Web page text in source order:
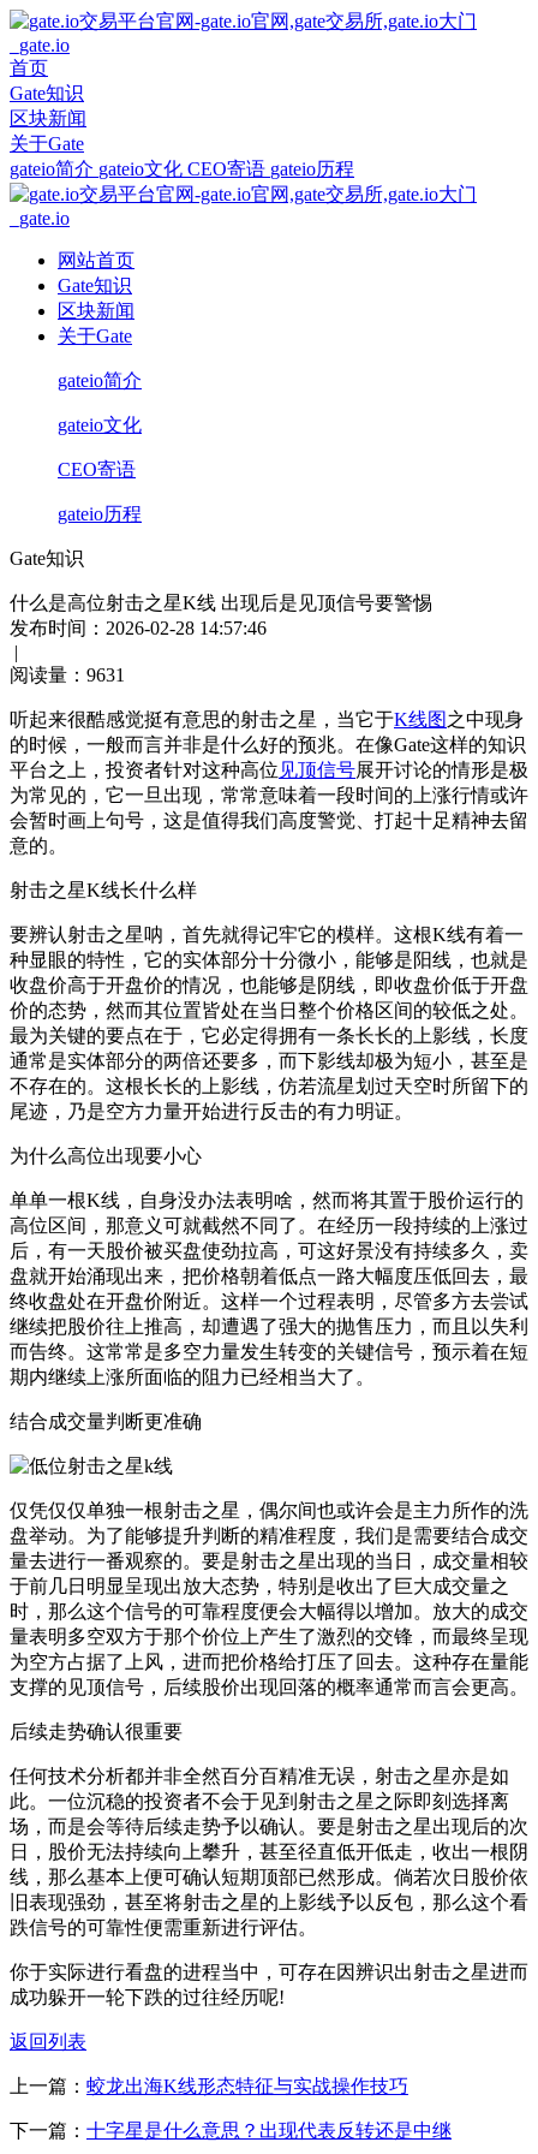
首页
Gate知识
区块新闻
关于Gate
gateio简介 gateio文化 CEO寄语 gateio历程
网站首页
Gate知识
区块新闻
关于Gate
gateio简介
gateio文化
CEO寄语
gateio历程
Gate知识
什么是高位射击之星K线 出现后是见顶信号要警惕
发布时间：2026-02-28 14:57:46
|
阅读量： 9631
听起来很酷感觉挺有意思的射击之星，当它于K线图之中现身
的时候，一般而言并非是什么好的预兆。在像Gate这样的知识
平台之上，投资者针对这种高位 见顶信号展开讨论的情形是极
为常见的，它一旦出现，常常意味着一段时间的上涨行情或许
会暂时画上句号，这是值得我们高度警觉、打起十足精神去留
意的。
射击之星K线长什么样
要辨认射击之星呐，首先就得记牢它的模样。这根K线有着一
种显眼的特性，它的实体部分十分微小，能够是阳线，也就是
收盘价高于开盘价的情况，也能够是阴线，即收盘价低于开盘
价的态势，然而其位置皆处在当日整个价格区间的较低之处。
最为关键的要点在于，它必定得拥有一条长长的上影线，长度
通常是实体部分的两倍还要多，而下影线却极为短小，甚至是
不存在的。这根长长的上影线，仿若流星划过天空时所留下的
尾迹，乃是空方力量开始进行反击的有力明证。
为什么高位出现要小心
单单一根K线，自身没办法表明啥，然而将其置于股价运行的
高位区间，那意义可就截然不同了。在经历一段持续的上涨过
后，有一天股价被买盘使劲拉高，可这好景没有持续多久，卖
盘就开始涌现出来，把价格朝着低点一路大幅度压低回去，最
终收盘处在开盘价附近。这样一个过程表明，尽管多方去尝试
继续把股价往上推高，却遭遇了强大的抛售压力，而且以失利
而告终。这常常是多空力量发生转变的关键信号，预示着在短
期内继续上涨所面临的阻力已经相当大了。
结合成交量判断更准确
仅凭仅仅单独一根射击之星，偶尔间也或许会是主力所作的洗
盘举动。为了能够提升判断的精准程度，我们是需要结合成交
量去进行一番观察的。要是射击之星出现的当日，成交量相较
于前几日明显呈现出放大态势，特别是收出了巨大成交量之
时，那么这个信号的可靠程度便会大幅得以增加。放大的成交
量表明多空双方于那个价位上产生了激烈的交锋，而最终呈现
为空方占据了上风，进而把价格给打压了回去。这种存在量能
支撑的见顶信号，后续股价出现回落的概率通常而言会更高。
后续走势确认很重要
任何技术分析都并非全然百分百精准无误，射击之星亦是如
此。一位沉稳的投资者不会于见到射击之星之际即刻选择离
场，而是会等待后续走势予以确认。要是射击之星出现后的次
日，股价无法持续向上攀升，甚至径直低开低走，收出一根阴
线，那么基本上便可确认短期顶部已然形成。倘若次日股价依
旧表现强劲，甚至将射击之星的上影线予以反包，那么这个看
跌信号的可靠性便需重新进行评估。
你于实际进行看盘的进程当中，可存在因辨识出射击之星进而
成功躲开一轮下跌的过往经历呢!
返回列表
上一篇： 蛟龙出海K线形态特征与实战操作技巧
下一篇： 十字星是什么意思？出现代表反转还是中继